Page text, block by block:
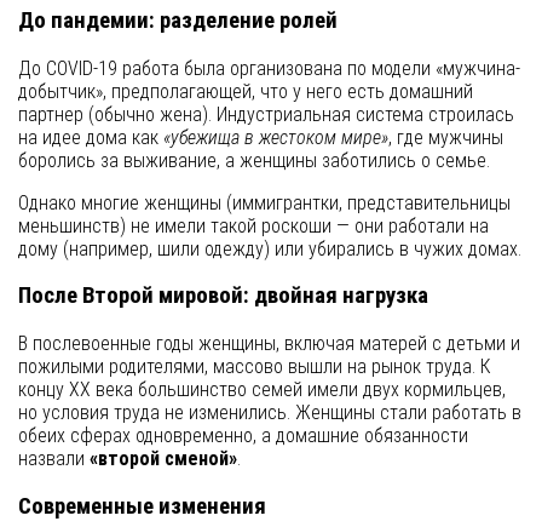
До пандемии: разделение ролей
До COVID-19 работа была организована по модели «мужчина-
добытчик», предполагающей, что у него есть домашний
партнер (обычно жена). Индустриальная система строилась
на идее дома как «убежища в жестоком мире», где мужчины
боролись за выживание, а женщины заботились о семье.
Однако многие женщины (иммигрантки, представительницы
меньшинств) не имели такой роскоши — они работали на
дому (например, шили одежду) или убирались в чужих домах.
После Второй мировой: двойная нагрузка
В послевоенные годы женщины, включая матерей с детьми и
пожилыми родителями, массово вышли на рынок труда. К
концу XX века большинство семей имели двух кормильцев,
но условия труда не изменились. Женщины стали работать в
обеих сферах одновременно, а домашние обязанности
назвали «второй сменой».
Современные изменения